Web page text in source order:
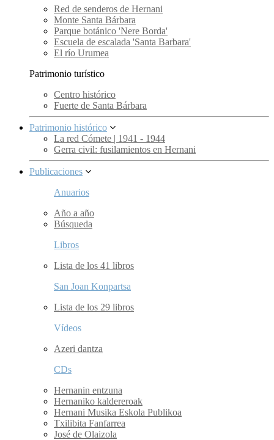
Red de senderos de Hernani
Monte Santa Bárbara
Parque botánico 'Nere Borda'
Escuela de escalada 'Santa Barbara'
El río Urumea
Patrimonio turístico
Centro histórico
Fuerte de Santa Bárbara
Patrimonio histórico
La red Cómete | 1941 - 1944
Gerra civil: fusilamientos en Hernani
Publicaciones
Anuarios
Año a año
Búsqueda
Libros
Lista de los 41 libros
San Joan Konpartsa
Lista de los 29 libros
Vídeos
Azeri dantza
CDs
Hernanin entzuna
Hernaniko kaldereroak
Hernani Musika Eskola Publikoa
Txilibita Fanfarrea
José de Olaizola